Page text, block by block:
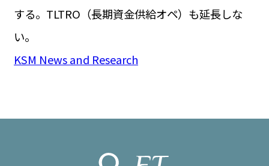
する。TLTRO（長期資金供給オペ）も延長しな
い。
KSM News and Research